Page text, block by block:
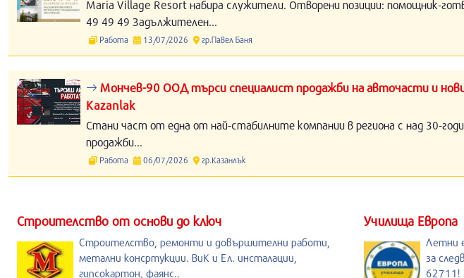
Maria Village Resort набира служители. Отворени позиции: помощник-
49 49 49 Задължителен...
Работа 13/07/2026 гр.Павел Баня
Мончев-90 ООД търси специалист продажби на авточасти и
Kazanlak
Стани част от една от най-стабилните компании в региона с над 30-
продажби...
Работа 06/07/2026 гр.Казанлък
Строителство от основи до ключ
Строителство, ремонти и довършителни работи,
метални консртукции. ВиК и Ел. инсталации,
гипсокартон, фаянс..
Училища Европа
Летни
за
62711!